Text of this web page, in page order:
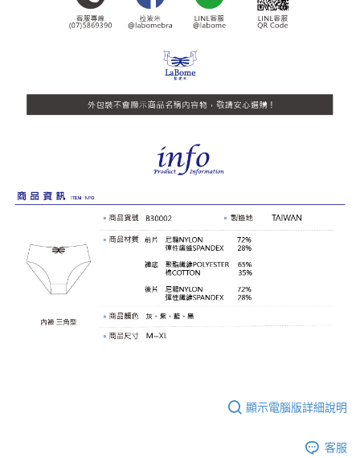
顯示電腦版詳細說明
客服